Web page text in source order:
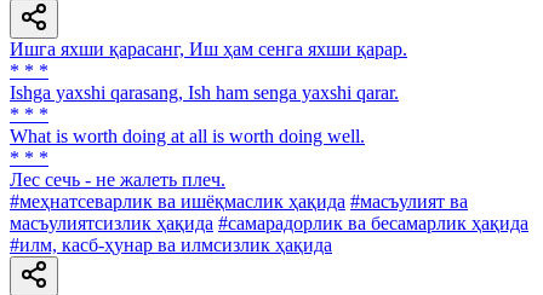
Ишга яхши қарасанг, Иш ҳам сенга яхши қарар.
* * *
Ishga yaxshi qarasang, Ish ham senga yaxshi qarar.
* * *
What is worth doing at all is worth doing well.
* * *
Лес сечь - не жалеть плеч.
#меҳнатсеварлик ва ишёқмаслик ҳақида #масъулият ва
масъулиятсизлик ҳақида #самарадорлик ва бесамарлик ҳақида
#илм, касб-ҳунар ва илмсизлик ҳақида